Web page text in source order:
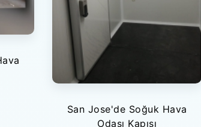
San Jose'de Soğuk Hava
Odası Kapısı